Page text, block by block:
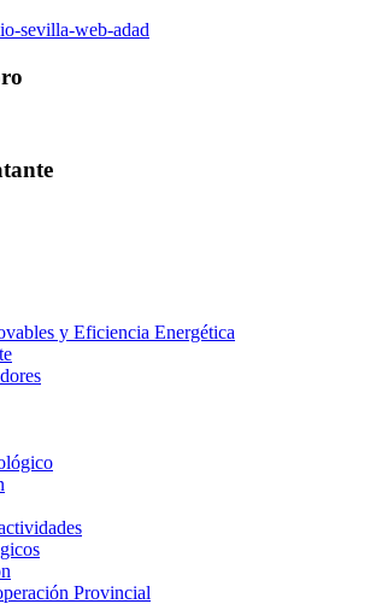
y Eficiencia Energética
Provincial